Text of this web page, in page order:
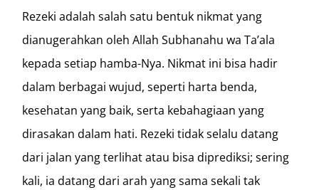
Rezeki adalah salah satu bentuk nikmat yang
dianugerahkan oleh Allah Subhanahu wa Ta’ala
kepada setiap hamba-Nya. Nikmat ini bisa hadir
dalam berbagai wujud, seperti harta benda,
kesehatan yang baik, serta kebahagiaan yang
dirasakan dalam hati. Rezeki tidak selalu datang
dari jalan yang terlihat atau bisa diprediksi; sering
kali, ia datang dari arah yang sama sekali tak